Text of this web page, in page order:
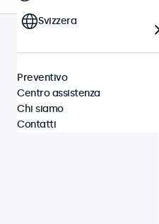
Svizzera
Preventivo
Centro assistenza
Chi siamo
Contatti